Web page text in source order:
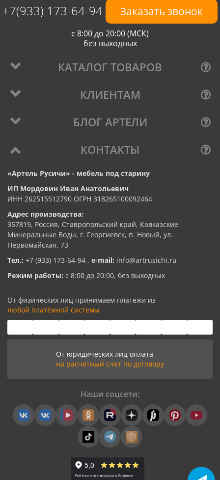
+7(933) 173-64-94 Заказать звонок
с 8:00 до 20:00 (МСК)
без выходных
КАТАЛОГ ТОВАРОВ
КЛИЕНТАМ
БЛОГ АРТЕЛИ
КОНТАКТЫ
«Артель Русичи» - мебель под старину
ИП Мордовин Иван Анатольевич
ИНН 262515512790 ОГРН 318265100092464
Адрес производства:
357819, Россия, Ставропольский край, Кавказские
Минеральные Воды, г. Георгиевск, п. Новый, ул.
Первомайская, 73
Тел.: +7 (933) 173-64-94 , e-mail: info@artrusichi.ru
Режим работы: с 8:00 до 20:00, без выходных
От физических лиц принимаем платежи из
любой платёжной системы
От юридических лиц оплата
на расчетный счет по договору
Наши соцсети: